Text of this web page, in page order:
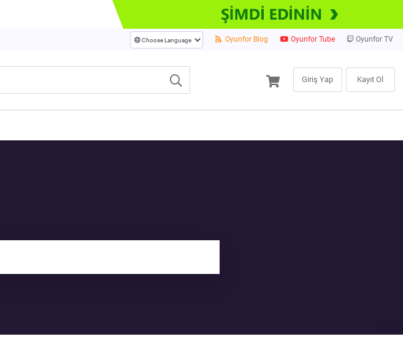
Oyunfor Blog Oyunfor Tube Oyunfor TV
Giriş Yap Kayıt Ol